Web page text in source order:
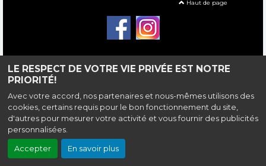
LE RESPECT DE VOTRE VIE PRIVÉE EST NOTRE
PRIORITÉ!
Avec votre accord, nos partenaires et nous-mêmes utilisons des
cookies, certains requis pour le bon fonctionnement du site,
d'autres pour mesurer votre activité et vous fournir des publicités
personnalisées.
Accepter En savoir plus
Haut de page
légales| Contact
Création site internet www.erakys.com